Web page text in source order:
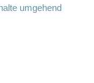
umgehend